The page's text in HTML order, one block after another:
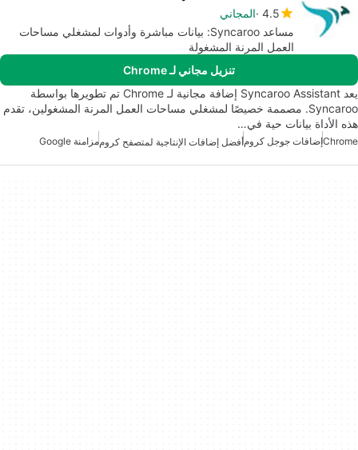
4.5 المجاني
مساعد Syncaroo: بيانات مباشرة وأدوات لمشغلي مساحات
العمل المرنة المشغولة
تنزيل مجاني لـ Chrome
يعد Syncaroo Assistant إضافة مجانية لـ Chrome تم تطويرها بواسطة
Syncaroo. مصممة خصيصًا لمشغلي مساحات العمل المرنة المشغولين، تقدم
هذه الأداة بيانات حية في…
Chromeإضافات جوجل كرومأفضل إضافات الإنتاجية لمتصفح كروممزامنة Google